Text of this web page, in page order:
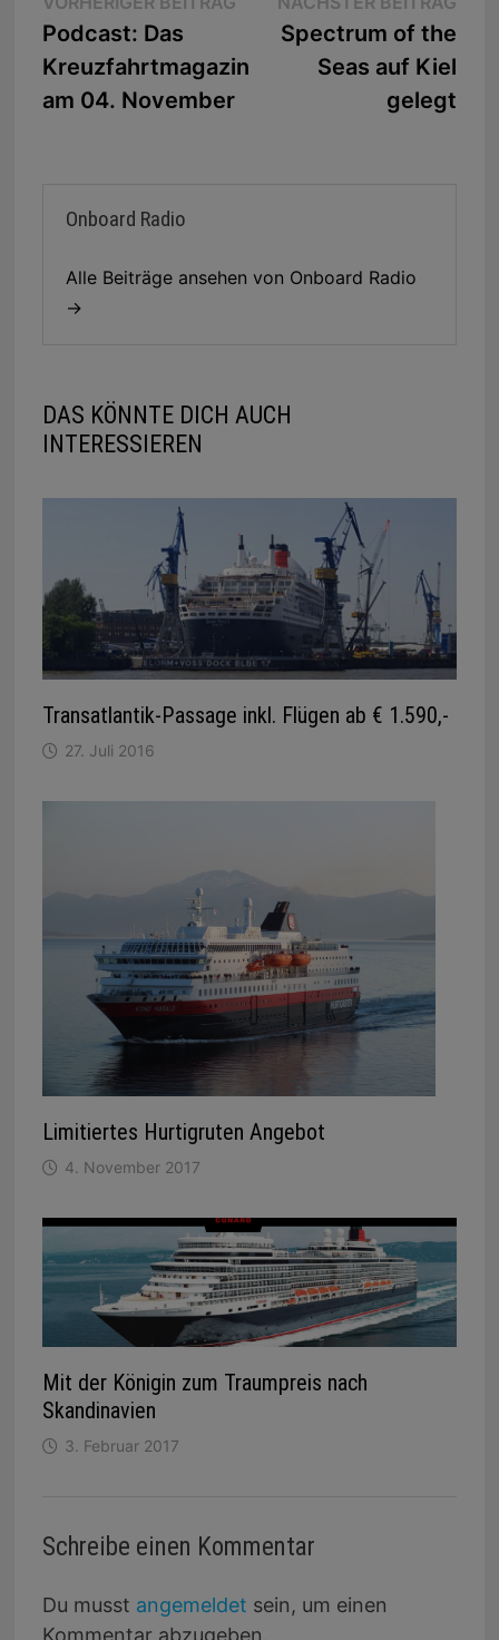
Beitrag:
Podcast: Das
Kreuzfahrtmagazin
am 04. November
Spectrum of the
Seas auf Kiel
gelegt
Onboard Radio
Alle Beiträge ansehen von Onboard Radio
→
DAS KÖNNTE DICH AUCH
INTERESSIEREN
Transatlantik-Passage inkl. Flügen ab € 1.590,-
27. Juli 2016
Limitiertes Hurtigruten Angebot
4. November 2017
Mit der Königin zum Traumpreis nach
Skandinavien
3. Februar 2017
Schreibe einen Kommentar
Du musst angemeldet sein, um einen
Kommentar abzugeben.